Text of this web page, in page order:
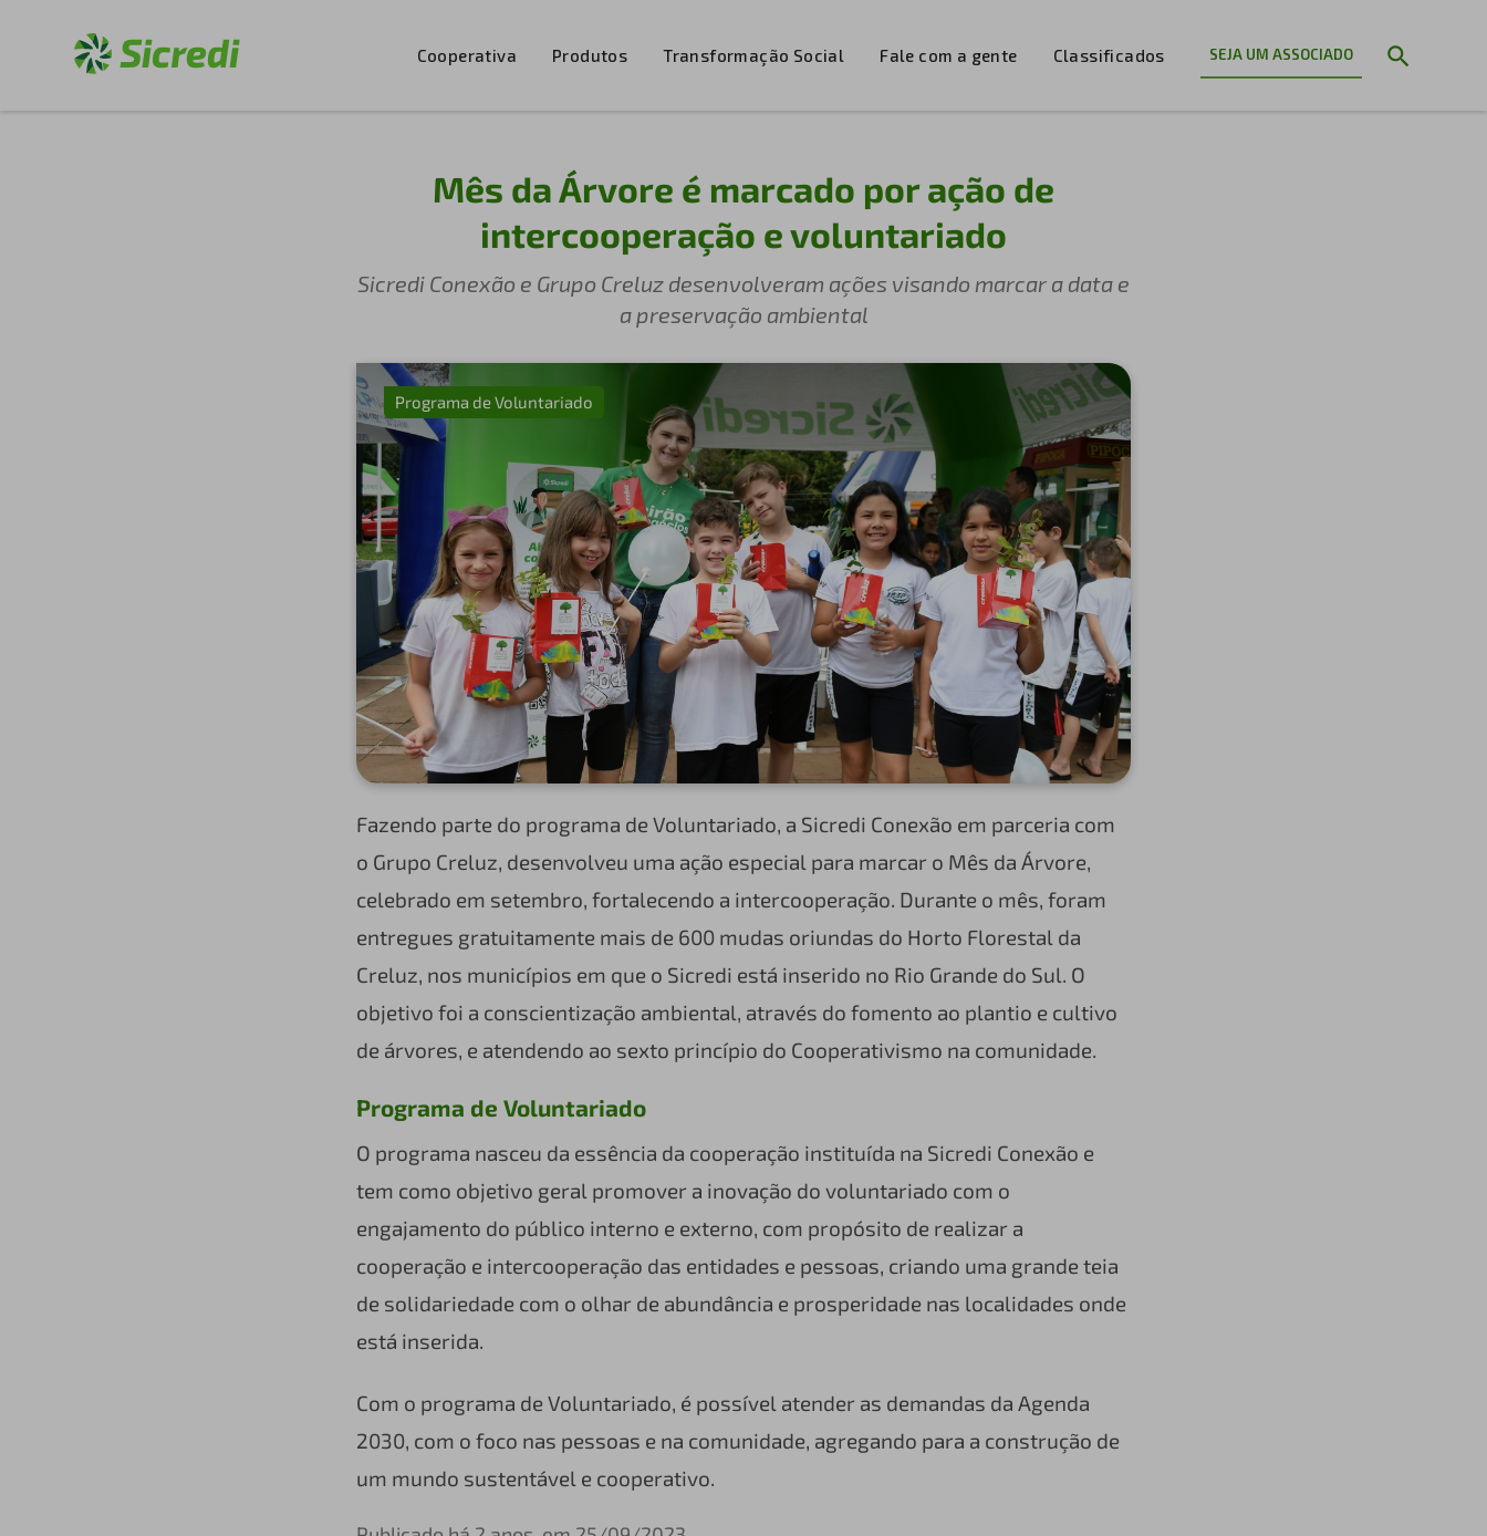
Cooperativa Produtos Transformação Social Fale com a gente Classificados SEJA UM ASSOCIADO
Mês da Árvore é marcado por ação de
intercooperação e voluntariado
Sicredi Conexão e Grupo Creluz desenvolveram ações visando marcar a data e
a preservação ambiental
Programa de Voluntariado
Fazendo parte do programa de Voluntariado, a Sicredi Conexão em parceria com
o Grupo Creluz, desenvolveu uma ação especial para marcar o Mês da Árvore,
celebrado em setembro, fortalecendo a intercooperação. Durante o mês, foram
entregues gratuitamente mais de 600 mudas oriundas do Horto Florestal da
Creluz, nos municípios em que o Sicredi está inserido no Rio Grande do Sul. O
objetivo foi a conscientização ambiental, através do fomento ao plantio e cultivo
de árvores, e atendendo ao sexto princípio do Cooperativismo na comunidade.
Programa de Voluntariado
O programa nasceu da essência da cooperação instituída na Sicredi Conexão e
tem como objetivo geral promover a inovação do voluntariado com o
engajamento do público interno e externo, com propósito de realizar a
cooperação e intercooperação das entidades e pessoas, criando uma grande teia
de solidariedade com o olhar de abundância e prosperidade nas localidades onde
está inserida.
Com o programa de Voluntariado, é possível atender as demandas da Agenda
2030, com o foco nas pessoas e na comunidade, agregando para a construção de
um mundo sustentável e cooperativo.